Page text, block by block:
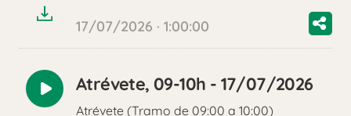
17/07/2026 · 1:00:00
Reproducir
Atrévete, 09-10h - 17/07/2026
Atrévete (Tramo de 09:00 a 10:00)